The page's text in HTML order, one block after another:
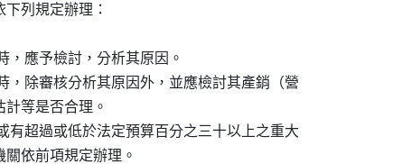
下列規定辦理：
時，應予檢討，分析其原因。
時，除審核分析其原因外，並應檢討其產銷（營
計等是否合理。
或有超過或低於法定預算百分之三十以上之重大
關依前項規定辦理。